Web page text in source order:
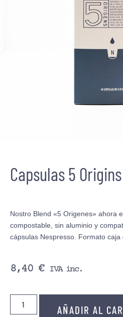
Capsulas 5 Origins
Nostro Blend «5 Origenes» ahora
compostable, sin aluminio y
cápsulas Nespresso. Formato caja
8,40 € IVA inc.
AÑADIR AL